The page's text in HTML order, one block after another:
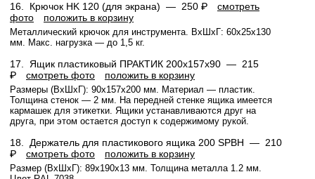
16. Крючок HK 120 (для экрана) — 250 ₽
смотреть
фото
положить в корзину
Металлический крючок для инструмента. ВхШхГ: 60x25x130
мм. Макс. нагрузка — до 1,5 кг.
17. Ящик пластиковый ПРАКТИК 200x157x90 — 215
₽
смотреть фото положить в корзину
Размеры (ВхШхГ): 90x157x200 мм. Материал — пластик.
Толщина стенок — 2 мм. На передней стенке ящика имеется
кармашек для этикетки. Ящики устанавливаются друг на
друга, при этом остается доступ к содержимому рукой.
18. Держатель для пластикового ящика 200 SPBH — 210
₽
смотреть фото положить в корзину
Размер (ВхШхГ): 89x190x13 мм. Толщина металла 1.2 мм.